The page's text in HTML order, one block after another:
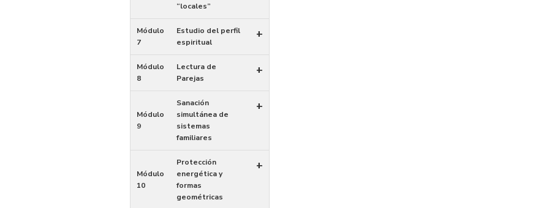
“locales”
Módulo
7
Estudio del perfil
espiritual
+
Módulo
8
Lectura de
Parejas
+
Módulo
9
Sanación
simultánea de
sistemas
familiares
+
Módulo
10
Protección
energética y
formas
geométricas
+